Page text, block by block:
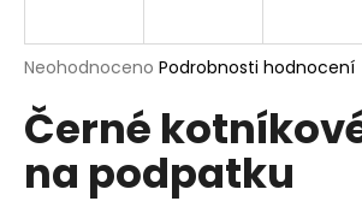
Průměrné
produktu
je
Neohodnoceno Podrobnosti hodnocení
Černé
na podpatku
j
t
?